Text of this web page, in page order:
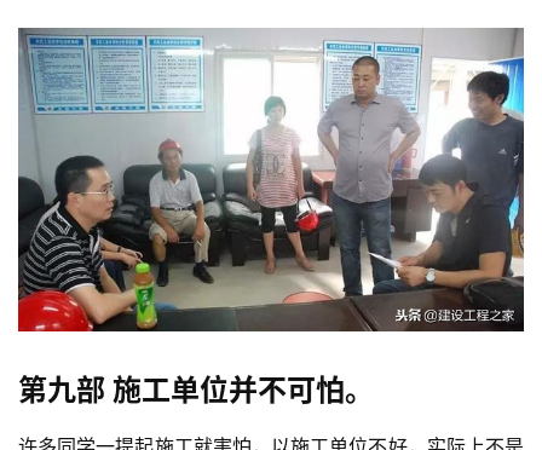
第九部 施工单位并不可怕。